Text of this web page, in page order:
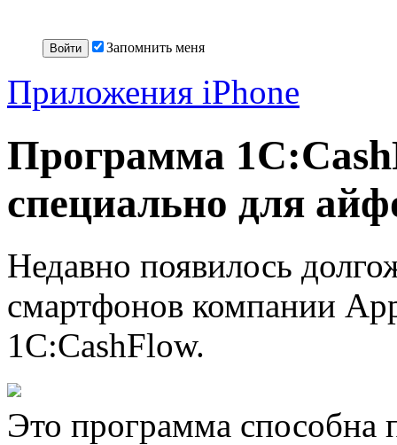
Запомнить меня
Приложения iPhone
Программа
специально для
Недавно появилось
смартфонов компании
1C:CashFlow.
Это программа способна